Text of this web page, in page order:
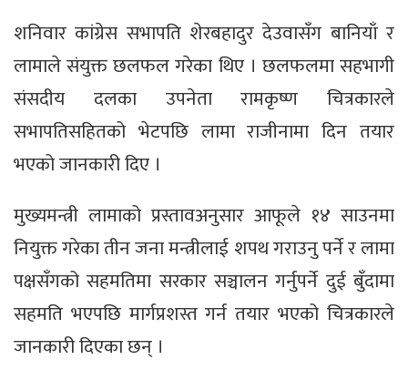
शनिवार कांग्रेस सभापति शेरबहादुर देउवासँग बानियाँ र
लामाले संयुक्त छलफल गरेका थिए । छलफलमा सहभागी
संसदीय दलका उपनेता रामकृष्ण चित्रकारले
सभापतिसहितको भेटपछि लामा राजीनामा दिन तयार
भएको जानकारी दिए ।
मुख्यमन्त्री लामाको प्रस्तावअनुसार आफूले १४ साउनमा
नियुक्त गरेका तीन जना मन्त्रीलाई शपथ गराउनु पर्ने र लामा
पक्षसँगको सहमतिमा सरकार सञ्चालन गर्नुपर्ने दुई बुँदामा
सहमति भएपछि मार्गप्रशस्त गर्न तयार भएको चित्रकारले
जानकारी दिएका छन् ।